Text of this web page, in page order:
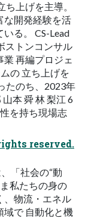
ち上げを主導。
な開発経験を活
る。 CS-Lead
ストンコンサル
再編プロジェ
の 立ち上げを
たのち、2023年
本 舜 林 梨江 6
を持ち現場志
reserved.
「社会の“動
私たちの身の
、物流・エネル
域で 自動化と機